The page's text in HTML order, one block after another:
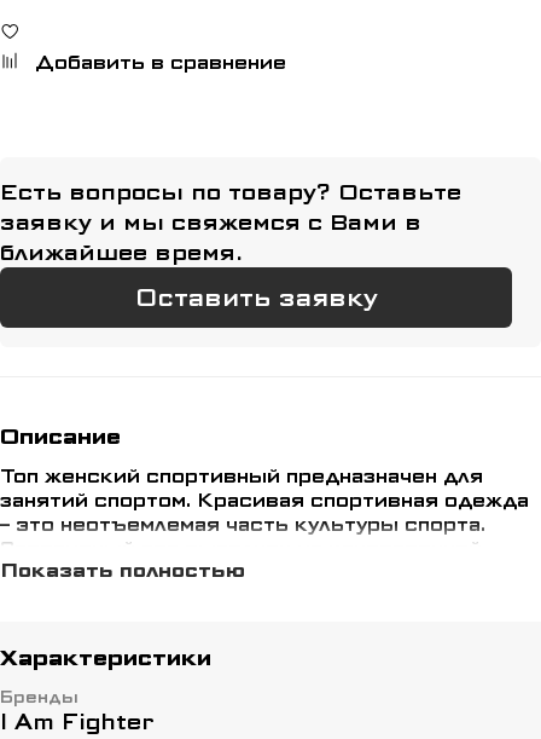
Добавить в сравнение
Есть вопросы по товару? Оставьте
заявку и мы свяжемся с Вами в
ближайшее время.
Оставить заявку
Описание
Топ женский спортивный предназначен для
занятий спортом. Красивая спортивная одежда
– это неотъемлемая часть культуры спорта.
Спортивный топ выполнен из качественной
воздухопроницаемой ткани, которая хорошо
Показать полностью
Характеристики
Бренды
I Am Fighter